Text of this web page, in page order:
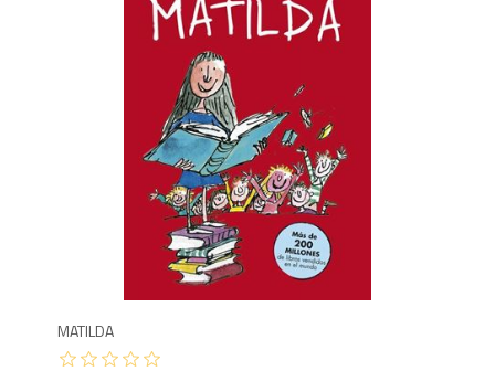
MATILDA